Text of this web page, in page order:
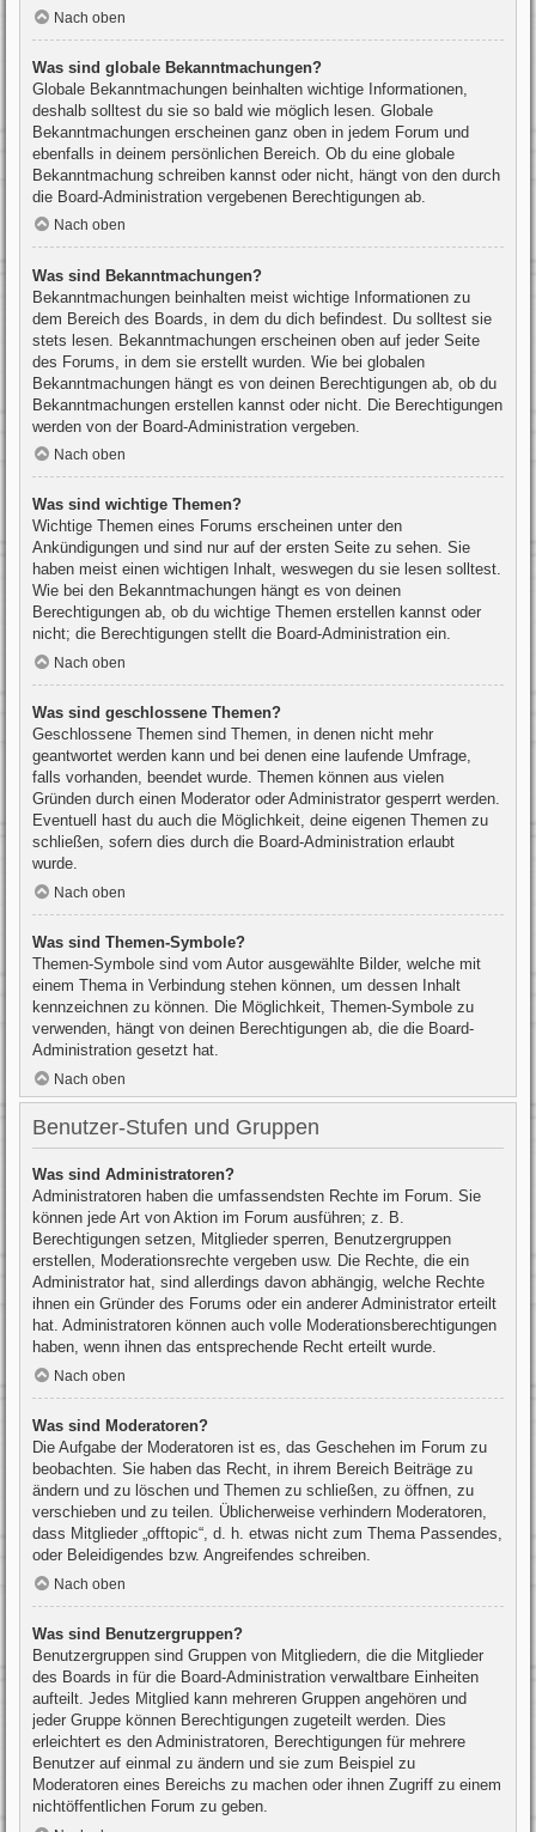
Nach oben
Was sind globale Bekanntmachungen?
Globale Bekanntmachungen beinhalten wichtige Informationen,
deshalb solltest du sie so bald wie möglich lesen. Globale
Bekanntmachungen erscheinen ganz oben in jedem Forum und
ebenfalls in deinem persönlichen Bereich. Ob du eine globale
Bekanntmachung schreiben kannst oder nicht, hängt von den durch
die Board-Administration vergebenen Berechtigungen ab.
Nach oben
Was sind Bekanntmachungen?
Bekanntmachungen beinhalten meist wichtige Informationen zu
dem Bereich des Boards, in dem du dich befindest. Du solltest sie
stets lesen. Bekanntmachungen erscheinen oben auf jeder Seite
des Forums, in dem sie erstellt wurden. Wie bei globalen
Bekanntmachungen hängt es von deinen Berechtigungen ab, ob du
Bekanntmachungen erstellen kannst oder nicht. Die Berechtigungen
werden von der Board-Administration vergeben.
Nach oben
Was sind wichtige Themen?
Wichtige Themen eines Forums erscheinen unter den
Ankündigungen und sind nur auf der ersten Seite zu sehen. Sie
haben meist einen wichtigen Inhalt, weswegen du sie lesen solltest.
Wie bei den Bekanntmachungen hängt es von deinen
Berechtigungen ab, ob du wichtige Themen erstellen kannst oder
nicht; die Berechtigungen stellt die Board-Administration ein.
Nach oben
Was sind geschlossene Themen?
Geschlossene Themen sind Themen, in denen nicht mehr
geantwortet werden kann und bei denen eine laufende Umfrage,
falls vorhanden, beendet wurde. Themen können aus vielen
Gründen durch einen Moderator oder Administrator gesperrt werden.
Eventuell hast du auch die Möglichkeit, deine eigenen Themen zu
schließen, sofern dies durch die Board-Administration erlaubt
wurde.
Nach oben
Was sind Themen-Symbole?
Themen-Symbole sind vom Autor ausgewählte Bilder, welche mit
einem Thema in Verbindung stehen können, um dessen Inhalt
kennzeichnen zu können. Die Möglichkeit, Themen-Symbole zu
verwenden, hängt von deinen Berechtigungen ab, die die Board-
Administration gesetzt hat.
Nach oben
Benutzer-Stufen und Gruppen
Was sind Administratoren?
Administratoren haben die umfassendsten Rechte im Forum. Sie
können jede Art von Aktion im Forum ausführen; z. B.
Berechtigungen setzen, Mitglieder sperren, Benutzergruppen
erstellen, Moderationsrechte vergeben usw. Die Rechte, die ein
Administrator hat, sind allerdings davon abhängig, welche Rechte
ihnen ein Gründer des Forums oder ein anderer Administrator erteilt
hat. Administratoren können auch volle Moderationsberechtigungen
haben, wenn ihnen das entsprechende Recht erteilt wurde.
Nach oben
Was sind Moderatoren?
Die Aufgabe der Moderatoren ist es, das Geschehen im Forum zu
beobachten. Sie haben das Recht, in ihrem Bereich Beiträge zu
ändern und zu löschen und Themen zu schließen, zu öffnen, zu
verschieben und zu teilen. Üblicherweise verhindern Moderatoren,
dass Mitglieder „offtopic“, d. h. etwas nicht zum Thema Passendes,
oder Beleidigendes bzw. Angreifendes schreiben.
Nach oben
Was sind Benutzergruppen?
Benutzergruppen sind Gruppen von Mitgliedern, die die Mitglieder
des Boards in für die Board-Administration verwaltbare Einheiten
aufteilt. Jedes Mitglied kann mehreren Gruppen angehören und
jeder Gruppe können Berechtigungen zugeteilt werden. Dies
erleichtert es den Administratoren, Berechtigungen für mehrere
Benutzer auf einmal zu ändern und sie zum Beispiel zu
Moderatoren eines Bereichs zu machen oder ihnen Zugriff zu einem
nichtöffentlichen Forum zu geben.